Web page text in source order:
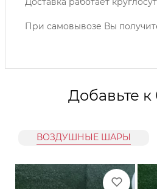
При самовывозе Вы
Добавьте к
ВОЗДУШНЫЕ ШАРЫ